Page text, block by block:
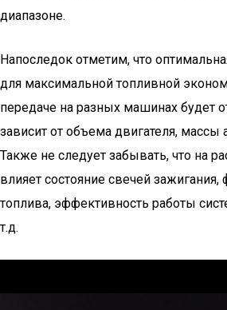
диапазоне.
Напоследок отметим, что
для максимальной топливной
передаче на разных машинах будет
зависит от объема двигателя, массы
Также не следует забывать, что на
влияет состояние свечей
топлива, эффективность работы
т.д.